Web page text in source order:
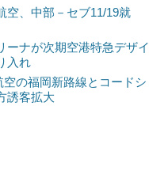
空、中部－セブ11/19就
ーナが次期空港特急デザイ
入れ
の福岡新路線とコードシ
誘客拡大